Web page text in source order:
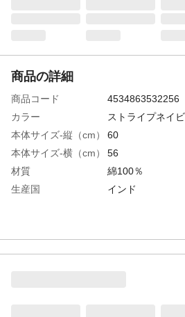
商品の詳細
商品コード
4534863532256
カラー
ストライプネイ
本体サイズ-縦（cm）
60
本体サイズ-横（cm）
56
材質
綿100％
生産国
インド